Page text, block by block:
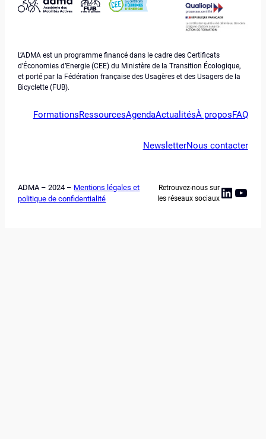
L’ADMA est un programme financé dans le cadre des Certificats
d’Économies d’Energie (CEE) du Ministère de la Transition Écologique,
et porté par la Fédération française des Usagères et des Usagers de la
Bicyclette (FUB).
FormationsRessourcesAgendaActualitésÀ proposFAQ
NewsletterNous contacter
ADMA – 2024 – Mentions légales et
politique de confidentialité
Retrouvez-nous sur
les réseaux sociaux